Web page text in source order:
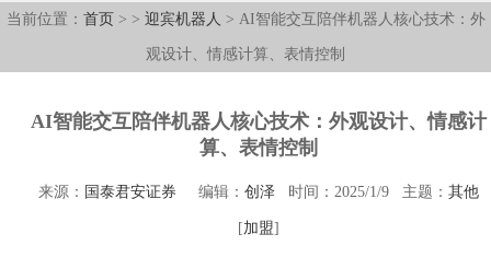
当前位置： 首页 > > 迎宾机器人 > AI智能交互陪伴机器人核心技术：外
观设计、情感计算、表情控制
AI智能交互陪伴机器人核心技术：外观设计、情感计
算、表情控制
来源： 国泰君安证券 编辑： 创泽 时间：2025/1/9 主题： 其他
[加盟]